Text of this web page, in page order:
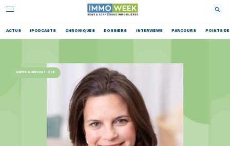
ACTUS IPODCASTS CHRONIQUES DOSSIERS INTERVIEWS PARCOURS POINTS DE
GREEN & INNOVATIONS